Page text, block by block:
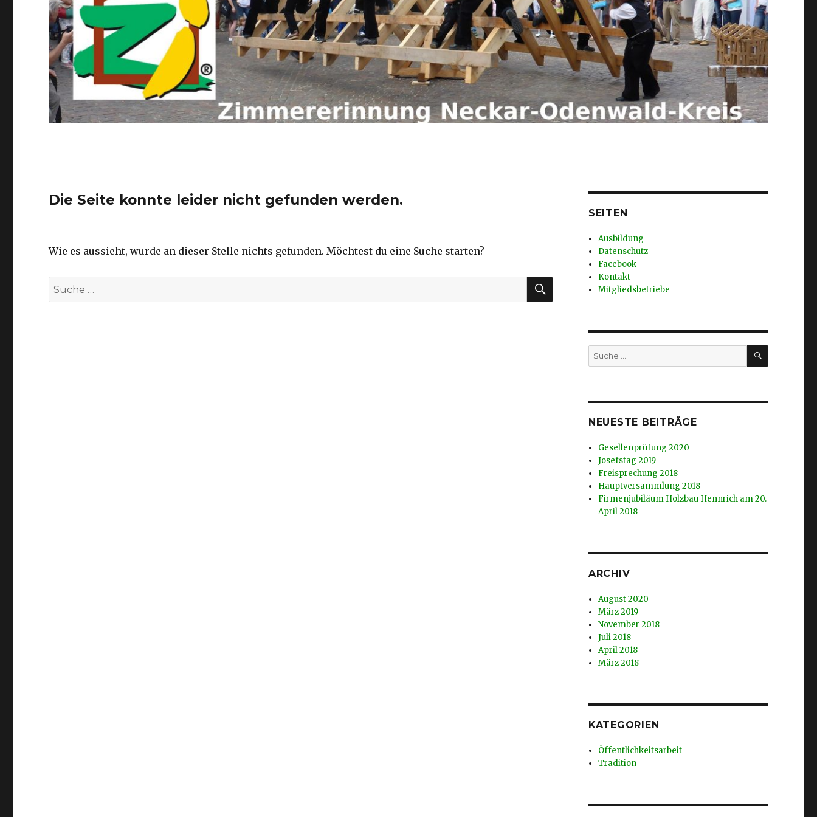
Die Seite konnte leider nicht gefunden werden.
Wie es aussieht, wurde an dieser Stelle nichts gefunden. Möchtest du eine Suche starten?
Suche
nach:
SUCHEN
SEITEN
Ausbildung
Datenschutz
Facebook
Kontakt
Mitgliedsbetriebe
Suche
nach:
SUCHEN
NEUESTE BEITRÄGE
Gesellenprüfung 2020
Josefstag 2019
Freisprechung 2018
Hauptversammlung 2018
Firmenjubiläum Holzbau Hennrich am 20.
April 2018
ARCHIV
August 2020
März 2019
November 2018
Juli 2018
April 2018
März 2018
KATEGORIEN
Öffentlichkeitsarbeit
Tradition